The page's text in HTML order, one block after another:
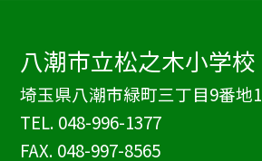
八潮市立松之木小学校
埼玉県八潮市緑町三丁目9番地1
TEL. 048-996-1377
FAX. 048-997-8565